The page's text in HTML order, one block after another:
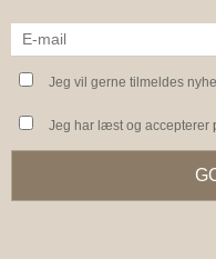
Jeg vil gerne tilmeldes
Jeg har læst og accepterer